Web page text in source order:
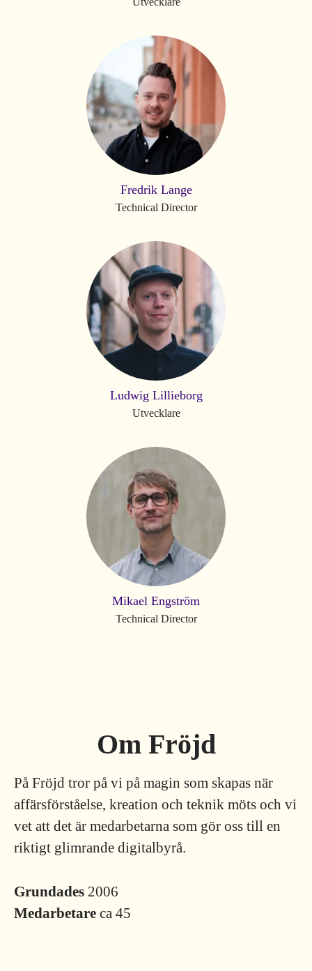
Fredrik Lange
Technical Director
Ludwig Lillieborg
Utvecklare
Mikael Engström
Technical Director
Om Fröjd
På Fröjd tror på vi på magin som skapas när
affärsförståelse, kreation och teknik möts och vi
vet att det är medarbetarna som gör oss till en
riktigt glimrande digitalbyrå.
Grundades 2006
Medarbetare ca 45